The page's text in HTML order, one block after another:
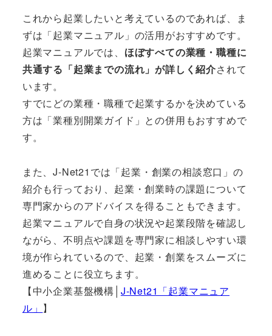
これから起業したいと考えているのであれば、ま
ずは「起業マニュアル」の活用がおすすめです。
起業マニュアルでは、 ほぼすべての業種・職種に
共通する「起業までの流れ」が詳しく紹介されて
います。
すでにどの業種・職種で起業するかを決めている
方は「業種別開業ガイド」との併用もおすすめで
す。
また、J-Net21では「起業・創業の相談窓口」の
紹介も行っており、起業・創業時の課題について
専門家からのアドバイスを得ることもできます。
起業マニュアルで自身の状況や起業段階を確認し
ながら、不明点や課題を専門家に相談しやすい環
境が作られているので、起業・創業をスムーズに
進めることに役立ちます。
【中小企業基盤機構│ J-Net21「起業マニュア
ル」 】